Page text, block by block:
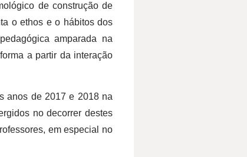
de construção de
o ethos e o hábitos dos
amparada na
a partir da interação
anos de 2017 e 2018 na
no decorrer destes
em especial no